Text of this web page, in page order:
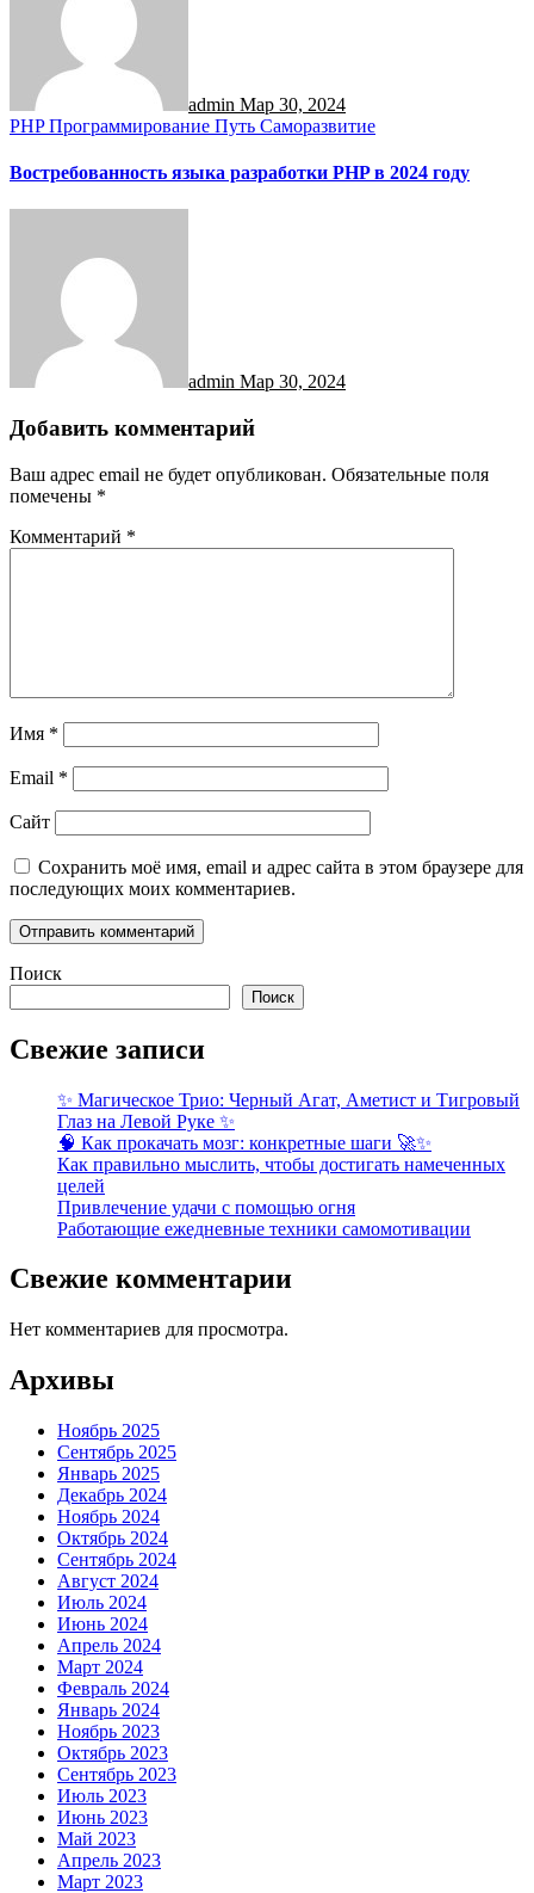
admin Мар 30, 2024
PHPПрограммирование Путь Саморазвитие
Востребованность языка разработки PHP в 2024 году
admin Мар 30, 2024
Добавить комментарий
Ваш адрес email не будет опубликован. Обязательные поля
помечены *
Комментарий *
Имя *
Email *
Сайт
Сохранить моё имя, email и адрес сайта в этом браузере для
последующих моих комментариев.
Поиск
Поиск
Свежие записи
✨ Магическое Трио: Черный Агат, Аметист и Тигровый
Глаз на Левой Руке ✨
🧠 Как прокачать мозг: конкретные шаги 🚀✨
Как правильно мыслить, чтобы достигать намеченных
целей
Привлечение удачи с помощью огня
Работающие ежедневные техники самомотивации
Свежие комментарии
Нет комментариев для просмотра.
Архивы
Ноябрь 2025
Сентябрь 2025
Январь 2025
Декабрь 2024
Ноябрь 2024
Октябрь 2024
Сентябрь 2024
Август 2024
Июль 2024
Июнь 2024
Апрель 2024
Март 2024
Февраль 2024
Январь 2024
Ноябрь 2023
Октябрь 2023
Сентябрь 2023
Июль 2023
Июнь 2023
Май 2023
Апрель 2023
Март 2023